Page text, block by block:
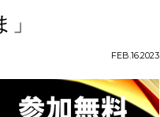
FEB.16.2023